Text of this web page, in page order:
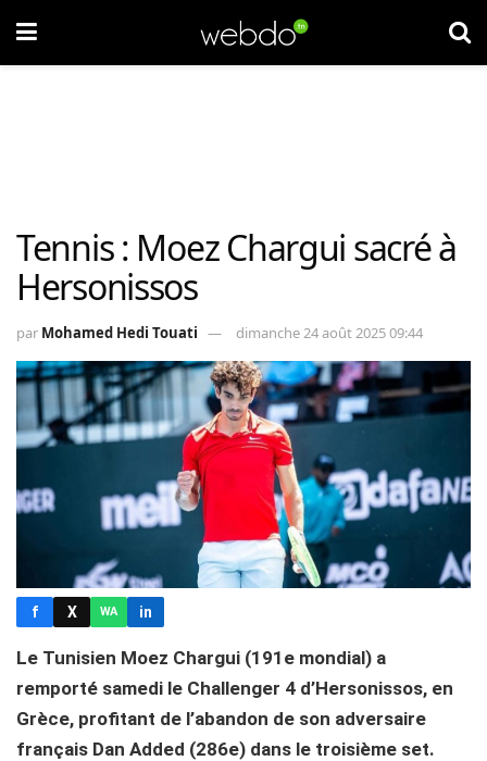
Tennis : Moez Chargui sacré à
Hersonissos
par Mohamed Hedi Touati dimanche 24 août 2025 09:44
f X WA in
Le Tunisien Moez Chargui (191e mondial) a
remporté samedi le Challenger 4 d’Hersonissos, en
Grèce, profitant de l’abandon de son adversaire
français Dan Added (286e) dans le troisième set.